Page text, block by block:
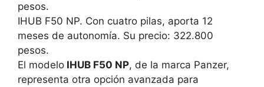
IHUB F50 NP. Con cuatro pilas, aporta 12
meses de autonomía. Su precio: 322.800
pesos.
El modelo IHUB F50 NP, de la marca Panzer,
representa otra opción avanzada para